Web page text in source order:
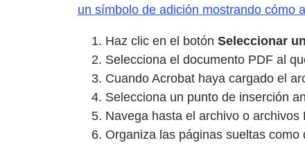
un símbolo de adición mostrando cómo
Haz clic en el botón Seleccionar
Selecciona el documento PDF al
Cuando Acrobat haya cargado el
Selecciona un punto de inserción
Navega hasta el archivo o archivos
Organiza las páginas sueltas